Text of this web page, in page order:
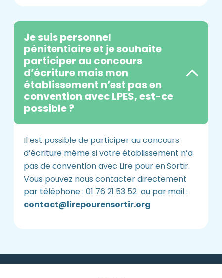
Je suis personnel
pénitentiaire et je souhaite
participer au concours
d’écriture mais mon
établissement n’est pas en
convention avec LPES, est-ce
possible ?
Il est possible de participer au concours
d’écriture même si votre établissement n’a
pas de convention avec Lire pour en Sortir.
Vous pouvez nous contacter directement
par téléphone : 01 76 21 53 52 ou par mail :
contact@lirepourensortir.org